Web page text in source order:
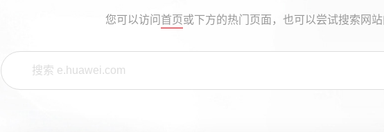
您可以访问 首页或下方的热门页面，也可以尝试搜索网